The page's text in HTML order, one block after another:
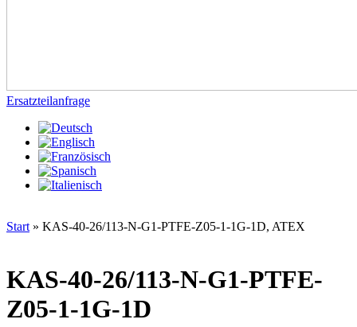
Ersatzteilanfrage
Start » KAS-40-26/113-N-G1-PTFE-Z05-1-1G-1D, ATEX
KAS-40-26/113-N-G1-PTFE-
Z05-1-1G-1D